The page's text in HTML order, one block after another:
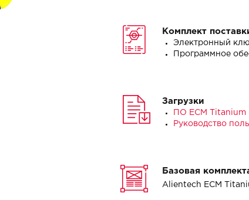
Комплект
Электронный
Программное
Загрузки
ПО ECM Titanium
Руководство
Базовая
Alientech ECM